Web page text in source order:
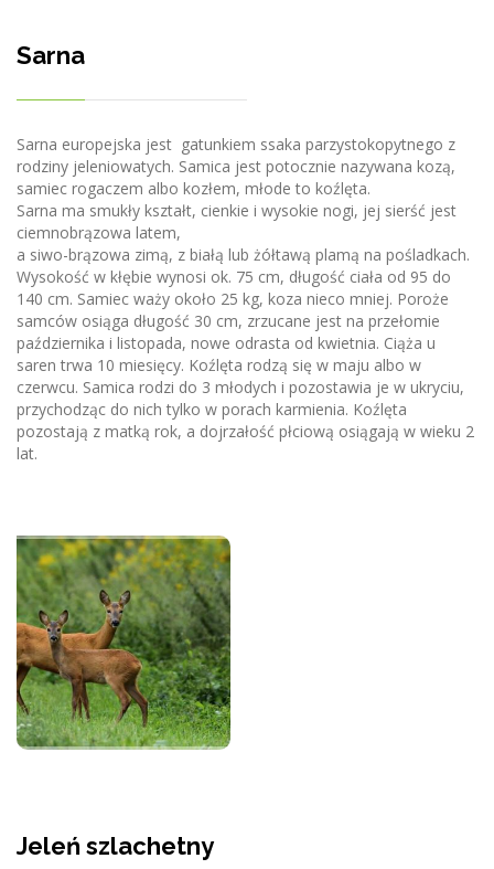
Sarna
Sarna europejska jest gatunkiem ssaka parzystokopytnego z
rodziny jeleniowatych. Samica jest potocznie nazywana kozą,
samiec rogaczem albo kozłem, młode to koźlęta.
Sarna ma smukły kształt, cienkie i wysokie nogi, jej sierść jest
ciemnobrązowa latem,
a siwo-brązowa zimą, z białą lub żółtawą plamą na pośladkach.
Wysokość w kłębie wynosi ok. 75 cm, długość ciała od 95 do
140 cm. Samiec waży około 25 kg, koza nieco mniej. Poroże
samców osiąga długość 30 cm, zrzucane jest na przełomie
października i listopada, nowe odrasta od kwietnia. Ciąża u
saren trwa 10 miesięcy. Koźlęta rodzą się w maju albo w
czerwcu. Samica rodzi do 3 młodych i pozostawia je w ukryciu,
przychodząc do nich tylko w porach karmienia. Koźlęta
pozostają z matką rok, a dojrzałość płciową osiągają w wieku 2
lat.
Jeleń szlachetny